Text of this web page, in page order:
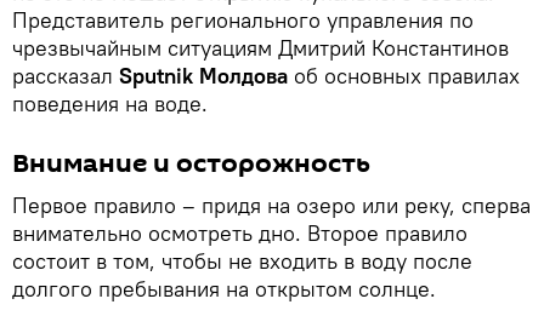
Представитель регионального управления по
чрезвычайным ситуациям Дмитрий Константинов
рассказал Sputnik Молдова об основных правилах
поведения на воде.
Внимание и осторожность
Первое правило – придя на озеро или реку, сперва
внимательно осмотреть дно. Второе правило
состоит в том, чтобы не входить в воду после
долгого пребывания на открытом солнце.